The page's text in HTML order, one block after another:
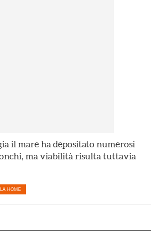
il mare ha depositato numerosi
ma viabilità risulta tuttavia
HOME